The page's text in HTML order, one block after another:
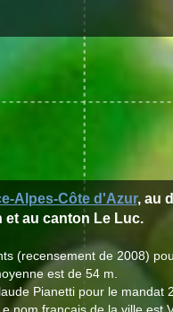
Alpes-Côte d'Azur, au
et au canton Le Luc.
(recensement de 2008)
est de 54 m.
Pianetti pour le mandat